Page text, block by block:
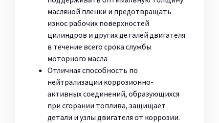
масляной пленки и предотвращать
износ рабочих поверхностей
цилиндров и других деталей двигателя
в течение всего срока службы
моторного масла
Отличная способность по
нейтрализации коррозионно-
активных соединений, образующихся
при сгорании топлива, защищает
детали и узлы двигателя от коррозии.